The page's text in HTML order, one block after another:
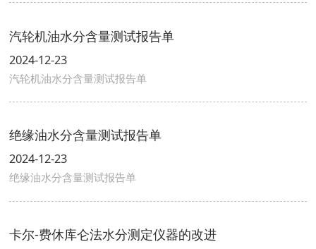
汽轮机油水分含量测试报告单
2024-12-23
汽轮机油水分含量测试报告单
绝缘油水分含量测试报告单
2024-12-23
绝缘油水分含量测试报告单
卡尔-费休库仑法水分测定仪器的改进